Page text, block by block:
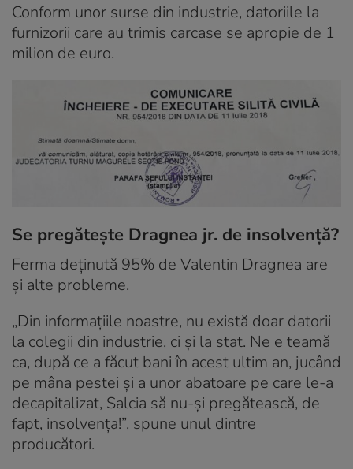
Conform unor surse din industrie, datoriile la
furnizorii care au trimis carcase se apropie de 1
milion de euro.
Se pregătește Dragnea jr. de insolvență?
Ferma deținută 95% de Valentin Dragnea are
și alte probleme.
„Din informațiile noastre, nu există doar datorii
la colegii din industrie, ci și la stat. Ne e teamă
ca, după ce a făcut bani în acest ultim an, jucând
pe mâna pestei și a unor abatoare pe care le-a
decapitalizat, Salcia să nu-și pregătească, de
fapt, insolvența!”, spune unul dintre
producători.